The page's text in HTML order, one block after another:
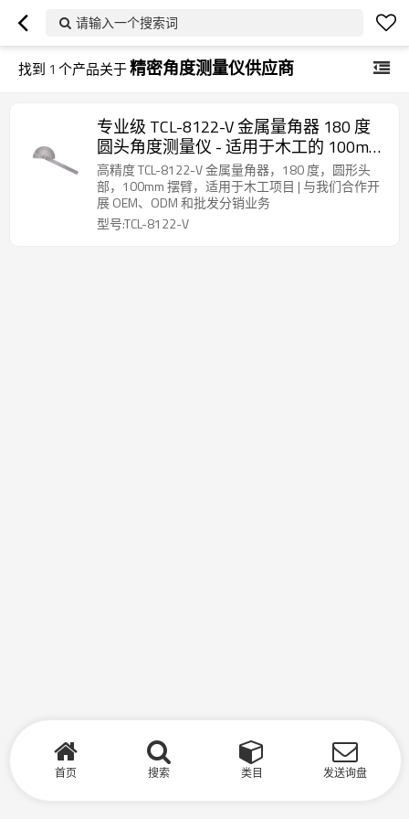
请输入一个搜索词
找到 1 个产品关于精密角度测量仪供应商
专业级 TCL-8122-V 金属量角器 180 度
圆头角度测量仪 - 适用于木工的 100mm
摆臂完美工具 | 为经销商提供批发和
OEM/ODM 服务
高精度 TCL-8122-V 金属量角器，180 度，圆形头
部，100mm 摆臂，适用于木工项目 | 与我们合作开
展 OEM、ODM 和批发分销业务
型号:TCL-8122-V
首页 搜索 类目 发送询盘